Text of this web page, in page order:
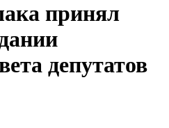
принял
депутатов